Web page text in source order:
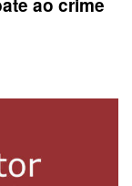
ao crime